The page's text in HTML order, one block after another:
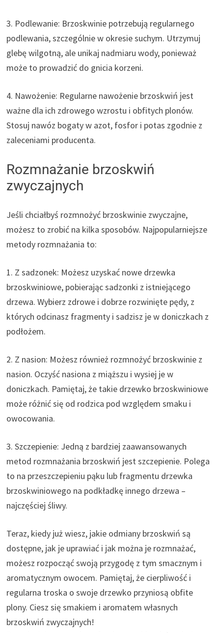
3. Podlewanie: Brzoskwinie potrzebują regularnego
podlewania, szczególnie w okresie suchym. Utrzymuj
glebę wilgotną, ale unikaj nadmiaru wody, ponieważ
może to prowadzić do gnicia korzeni.
4. Nawożenie: Regularne nawożenie brzoskwiń jest
ważne dla ich zdrowego wzrostu i obfitych plonów.
Stosuj nawóz bogaty w azot, fosfor i potas zgodnie z
zaleceniami producenta.
Rozmnażanie brzoskwiń
zwyczajnych
Jeśli chciałbyś rozmnożyć brzoskwinie zwyczajne,
możesz to zrobić na kilka sposobów. Najpopularniejsze
metody rozmnażania to:
1. Z sadzonek: Możesz uzyskać nowe drzewka
brzoskwiniowe, pobierając sadzonki z istniejącego
drzewa. Wybierz zdrowe i dobrze rozwinięte pędy, z
których odcinasz fragmenty i sadzisz je w doniczkach z
podłożem.
2. Z nasion: Możesz również rozmnożyć brzoskwinie z
nasion. Oczyść nasiona z miąższu i wysiej je w
doniczkach. Pamiętaj, że takie drzewko brzoskwiniowe
może różnić się od rodzica pod względem smaku i
owocowania.
3. Szczepienie: Jedną z bardziej zaawansowanych
metod rozmnażania brzoskwiń jest szczepienie. Polega
to na przeszczepieniu pąku lub fragmentu drzewka
brzoskwiniowego na podkładkę innego drzewa –
najczęściej śliwy.
Teraz, kiedy już wiesz, jakie odmiany brzoskwiń są
dostępne, jak je uprawiać i jak można je rozmnażać,
możesz rozpocząć swoją przygodę z tym smacznym i
aromatycznym owocem. Pamiętaj, że cierpliwość i
regularna troska o swoje drzewko przyniosą obfite
plony. Ciesz się smakiem i aromatem własnych
brzoskwiń zwyczajnych!